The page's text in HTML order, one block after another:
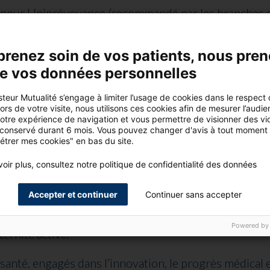
Uniprévoyance (recommandé par les branches
de l’assurance des professionnels de santé).
l’Assurance 2020)
solvabilité
collective
du monde médical
et du bien-être des soignants, Groupe
active.
engagés dans l’innovation, le progrès
soin de vos patients, nous
vos données personnelles
Mutualité s’engage à limiter l’usage de cookies dans le respect
de votre visite, nous utilisons ces cookies afin de mesurer
expérience de navigation et vous permettre de visionner des
durant 6 mois. Vous pouvez changer d'avis à tout
mes cookies" en bas du site.
plus, consultez notre politique de confidentialité des données
Accepter et continuer Continuer sans accepter
Powered by